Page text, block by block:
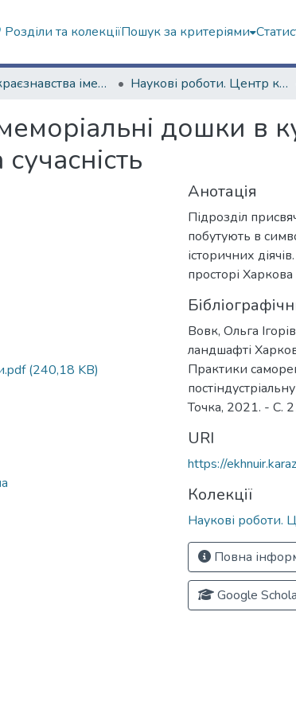
Розділи та колекціїПошук за критеріями
Центр краєзнавства імені академіка П.Т. Тронька Наукові роботи. Центр краєзнавства
дошки в
сучасність
(240,18 KB)
Анотація
Підрозділ
побутують в
історичних
просторі
Вовк, Ольга
ландшафті
Практики
Точка, 2021. - С.
URI
https://
Колекції
Наукові роботи.
Повна
Google